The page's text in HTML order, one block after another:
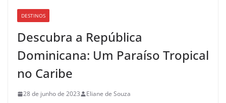
DESTINOS
Descubra a República
Dominicana: Um Paraíso Tropical
no Caribe
28 de junho de 2023 Eliane de Souza